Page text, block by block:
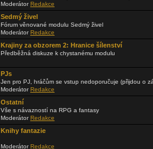
ModerátorRedakce
Sedmý živel
Fórum věnované modulu Sedmý živel
ModerátorRedakce
Krajiny za obzorem 2: Hranice šílenství
Předběžná diskuze k chystanému modulu
PJs
Jen pro PJ, hráčům se vstup nedoporučuje (přijdou o
ModerátorRedakce
Ostatní
Vše s návazností na RPG a fantasy
ModerátorRedakce
Knihy fantazie
ModerátorRedakce